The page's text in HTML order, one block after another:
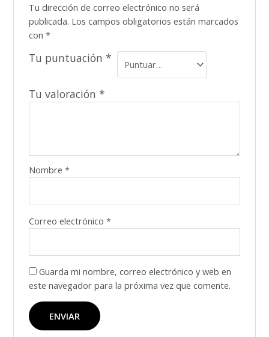
Tu dirección de correo electrónico no será
publicada. Los campos obligatorios están marcados
con *
Tu puntuación *
Tu valoración *
Nombre *
Correo electrónico *
Guarda mi nombre, correo electrónico y web en
este navegador para la próxima vez que comente.